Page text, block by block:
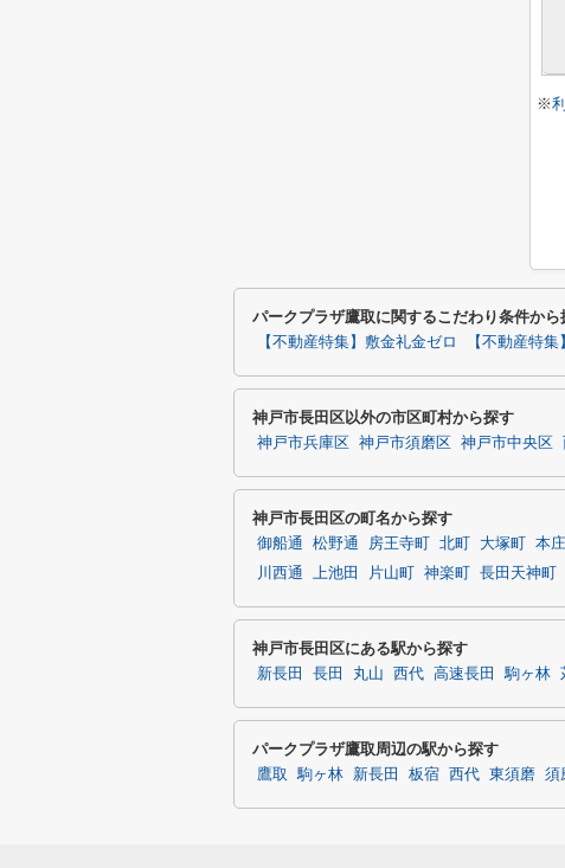
※
パークプラザ鷹取に関するこだわり条件から
【不動産特集】敷金礼金ゼロ 【不動産特
神戸市長田区以外の市区町村から探す
神戸市兵庫区 神戸市須磨区 神戸市中央区
神戸市長田区の町名から探す
御船通 松野通 房王寺町 北町 大塚町 本庄
川西通
上池田 片山町 神楽町 長田天神町
神戸市長田区にある駅から探す
新長田 長田 丸山 西代 高速長田 駒ヶ林
パークプラザ鷹取周辺の駅から探す
鷹取 駒ヶ林 新長田 板宿 西代 東須磨 須